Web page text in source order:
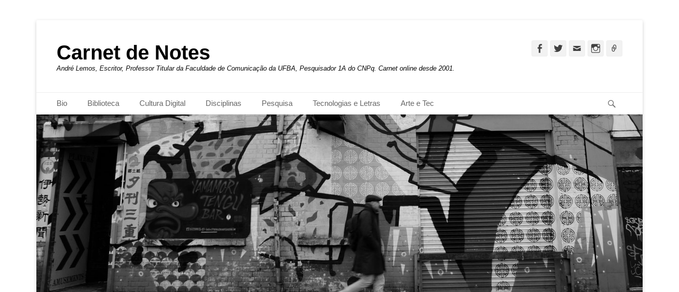
Carnet de Notes
André Lemos, Escritor, Professor Titular da Faculdade de Comunicação da UFBA, Pesquisador 1A do CNPq. Carnet online desde 2001.
FacebookTwitterEmail Instagram
Menu principal
para
o
conteúdo
Bio Biblioteca Cultura Digital Disciplinas Pesquisa Tecnologias e Letras Arte e Tec